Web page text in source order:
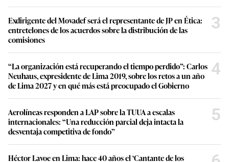
Exdirigente del Movadef será el representante de JP en Ética:
entretelones de los acuerdos sobre la distribución de las
comisiones
3
“La organización está recuperando el tiempo perdido”: Carlos
Neuhaus, expresidente de Lima 2019, sobre los retos a un año
de Lima 2027 y en qué más está preocupado el Gobierno
4
Aerolíneas responden a LAP sobre la TUUA a escalas
internacionales: “Una reducción parcial deja intacta la
desventaja competitiva de fondo”
5
Héctor Lavoe en Lima: hace 40 años el ‘Cantante de los